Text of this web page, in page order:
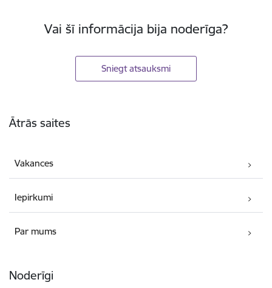
Vai šī informācija bija noderīga?
Sniegt atsauksmi
Ātrās saites
Vakances
Iepirkumi
Par mums
Noderīgi